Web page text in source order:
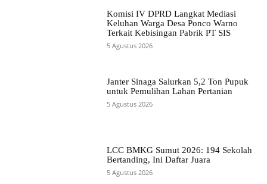
Komisi IV DPRD Langkat Mediasi
Keluhan Warga Desa Ponco Warno
Terkait Kebisingan Pabrik PT SIS
5 Agustus 2026
Janter Sinaga Salurkan 5,2 Ton Pupuk
untuk Pemulihan Lahan Pertanian
5 Agustus 2026
LCC BMKG Sumut 2026: 194 Sekolah
Bertanding, Ini Daftar Juara
5 Agustus 2026